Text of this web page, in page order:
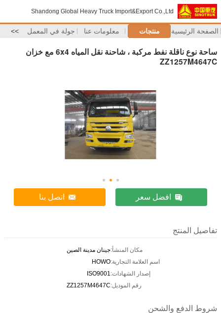
Shandong Global Heavy Truck Import&Export Co.,Ltd
الصفحة الرئيسية منتجات معلومات عنا جولة في المعمل >>
ساحة نوع ناقلة نفط مركبة ، شاحنة نقل المياه 6x4 مع خزان
ZZ1257M4647C
افضل سعر اتصل بنا
تفاصيل المنتج
مكان المنشأ:جينان مدينة الصين
اسم العلامة التجارية:HOWO
إصدار الشهادات:ISO9001
رقم الموديل:ZZ1257M4647C
شروط الدفع والشحن